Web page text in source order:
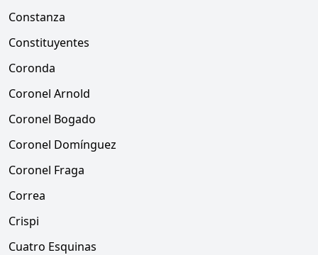
Constanza
Constituyentes
Coronda
Coronel Arnold
Coronel Bogado
Coronel Domínguez
Coronel Fraga
Correa
Crispi
Cuatro Esquinas